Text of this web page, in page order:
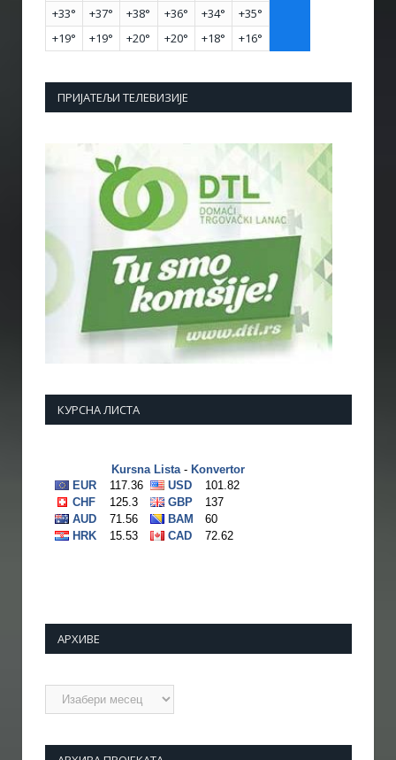
+33° +37° +38° +36° +34° +35°
+19° +19° +20° +20° +18° +16°
ПРИЈАТЕЉИ ТЕЛЕВИЗИЈЕ
КУРСНА ЛИСТА
АРХИВЕ
Архиве